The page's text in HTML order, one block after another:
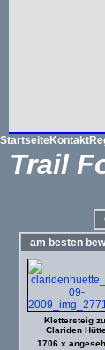
StartseiteKontakt
Trail
am besten
Klettersteig
Clariden
1706 x